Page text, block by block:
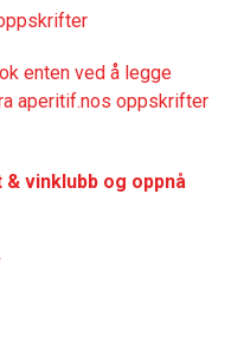
enten ved å legge
aperitif.nos oppskrifter
vinklubb og oppnå